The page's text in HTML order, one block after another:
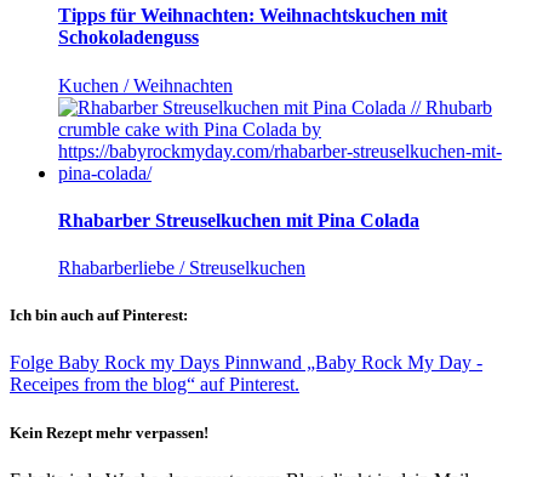
Tipps für Weihnachten: Weihnachtskuchen mit
Schokoladenguss
Kuchen / Weihnachten
Rhabarber Streuselkuchen mit Pina Colada
Rhabarberliebe / Streuselkuchen
Ich bin auch auf Pinterest:
Folge Baby Rock my Days Pinnwand „Baby Rock My Day -
Receipes from the blog“ auf Pinterest.
Kein Rezept mehr verpassen!